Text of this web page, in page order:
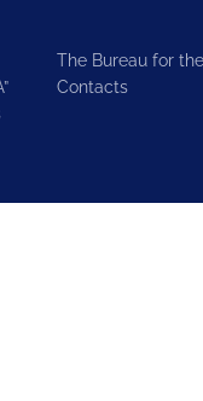
The Bureau for
Contacts